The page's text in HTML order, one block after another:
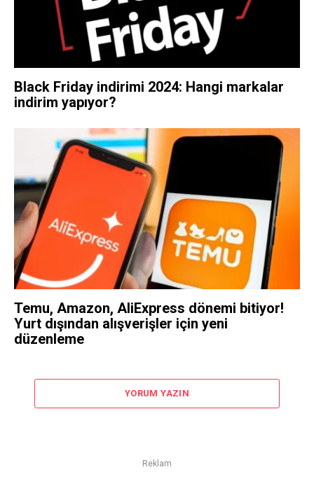
Black Friday indirimi 2024: Hangi markalar
indirim yapıyor?
Temu, Amazon, AliExpress dönemi bitiyor!
Yurt dışından alışverişler için yeni
düzenleme
YORUM YAZIN
Reklam